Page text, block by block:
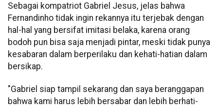
Sebagai kompatriot Gabriel Jesus, jelas bahwa
Fernandinho tidak ingin rekannya itu terjebak dengan
hal-hal yang bersifat imitasi belaka, karena orang
bodoh pun bisa saja menjadi pintar, meski tidak punya
kesabaran dalam berperilaku dan kehati-hatian dalam
bersikap.
"Gabriel siap tampil sekarang dan saya beranggapan
bahwa kami harus lebih bersabar dan lebih berhati-